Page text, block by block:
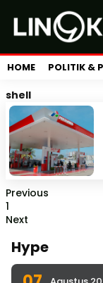
HOME POLITIK &
shell
Previous
1
Next
Hype